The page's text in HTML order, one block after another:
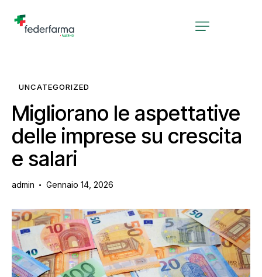
UNCATEGORIZED
Migliorano le aspettative
delle imprese su crescita
e salari
admin Gennaio 14, 2026